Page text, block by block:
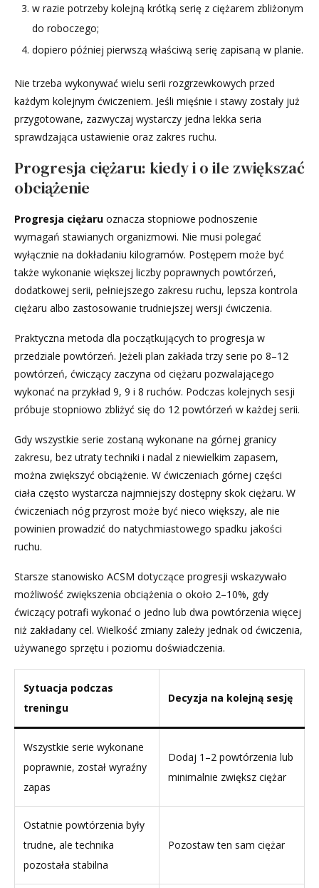
w razie potrzeby kolejną krótką serię z ciężarem zbliżonym
do roboczego;
dopiero później pierwszą właściwą serię zapisaną w planie.
Nie trzeba wykonywać wielu serii rozgrzewkowych przed
każdym kolejnym ćwiczeniem. Jeśli mięśnie i stawy zostały już
przygotowane, zazwyczaj wystarczy jedna lekka seria
sprawdzająca ustawienie oraz zakres ruchu.
Progresja ciężaru: kiedy i o ile zwiększać
obciążenie
Progresja ciężaru oznacza stopniowe podnoszenie
wymagań stawianych organizmowi. Nie musi polegać
wyłącznie na dokładaniu kilogramów. Postępem może być
także wykonanie większej liczby poprawnych powtórzeń,
dodatkowej serii, pełniejszego zakresu ruchu, lepsza kontrola
ciężaru albo zastosowanie trudniejszej wersji ćwiczenia.
Praktyczna metoda dla początkujących to progresja w
przedziale powtórzeń. Jeżeli plan zakłada trzy serie po 8–12
powtórzeń, ćwiczący zaczyna od ciężaru pozwalającego
wykonać na przykład 9, 9 i 8 ruchów. Podczas kolejnych sesji
próbuje stopniowo zbliżyć się do 12 powtórzeń w każdej serii.
Gdy wszystkie serie zostaną wykonane na górnej granicy
zakresu, bez utraty techniki i nadal z niewielkim zapasem,
można zwiększyć obciążenie. W ćwiczeniach górnej części
ciała często wystarcza najmniejszy dostępny skok ciężaru. W
ćwiczeniach nóg przyrost może być nieco większy, ale nie
powinien prowadzić do natychmiastowego spadku jakości
ruchu.
Starsze stanowisko ACSM dotyczące progresji wskazywało
możliwość zwiększenia obciążenia o około 2–10%, gdy
ćwiczący potrafi wykonać o jedno lub dwa powtórzenia więcej
niż zakładany cel. Wielkość zmiany zależy jednak od ćwiczenia,
używanego sprzętu i poziomu doświadczenia.
Sytuacja podczas
treningu
Decyzja na kolejną sesję
Wszystkie serie wykonane
poprawnie, został wyraźny
zapas
Dodaj 1–2 powtórzenia lub
minimalnie zwiększ ciężar
Ostatnie powtórzenia były
trudne, ale technika
pozostała stabilna
Pozostaw ten sam ciężar